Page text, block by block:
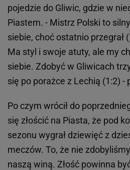
pojedzie do Gliwic, gdzie w
Piastem. - Mistrz Polski to
siebie, choć ostatnio przegrał
Ma styl i swoje atuty, ale my
siebie. Zdobyć w Gliwicach
się po porażce z Lechią (1:2) -
Po czym wrócił do
się złościć na Piasta, że pod
sezonu wygrał dziewięć z
meczów. To, że nie
naszą winą. Złość powinna